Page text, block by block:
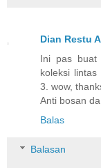
Dian Restu
Ini pas buat
koleksi
3. wow,
Anti bosan
Balas
Balasan